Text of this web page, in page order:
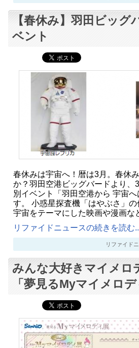
【春休み】羽田ビッグ
ベント
春休みは宇宙へ！暦は3月。春休
か？羽田空港ビッグバードより、
別イベント「羽田空港から 宇宙
す。 小惑星探査機「はやぶさ」の
宇宙をテーマにした映画や漫画な
リファイドニュースの続きを読む
リファイドニ
みんな大好きマイメロ
「夢見るMyマイメロデ